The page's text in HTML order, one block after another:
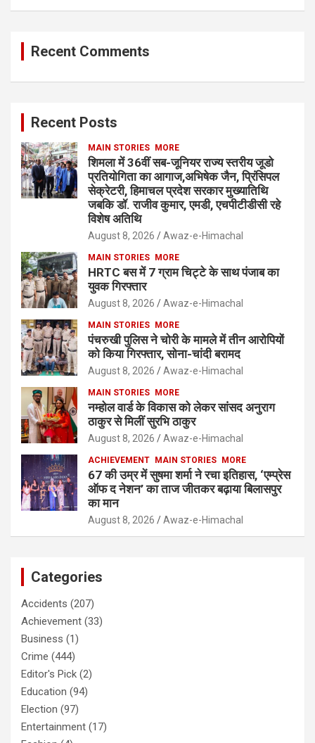
Recent Comments
Recent Posts
MAIN STORIES MORE
शिमला में 36वीं सब-जूनियर राज्य स्तरीय जूडो
प्रतियोगिता का आगाज,अभिषेक जैन, प्रिंसिपल
सेक्रेटरी, हिमाचल प्रदेश सरकार मुख्यातिथि
जबकि डॉ. राजीव कुमार, एमडी, एचपीटीडीसी रहे
विशेष अतिथि
August 8, 2026 Awaz-e-Himachal
MAIN STORIES MORE
HRTC बस में 7 ग्राम चिट्टे के साथ पंजाब का
युवक गिरफ्तार
August 8, 2026 Awaz-e-Himachal
MAIN STORIES MORE
पंचरुखी पुलिस ने चोरी के मामले में तीन आरोपियों
को किया गिरफ्तार, सोना-चांदी बरामद
August 8, 2026 Awaz-e-Himachal
MAIN STORIES MORE
नम्होल वार्ड के विकास को लेकर सांसद अनुराग
ठाकुर से मिलीं सुरभि ठाकुर
August 8, 2026 Awaz-e-Himachal
ACHIEVEMENT MAIN STORIES MORE
67 की उम्र में सुषमा शर्मा ने रचा इतिहास, ‘एम्प्रेस
ऑफ द नेशन’ का ताज जीतकर बढ़ाया बिलासपुर
का मान
August 8, 2026 Awaz-e-Himachal
Categories
Accidents (207)
Achievement (33)
Business (1)
Crime (444)
Editor's Pick (2)
Education (94)
Election (97)
Entertainment (17)